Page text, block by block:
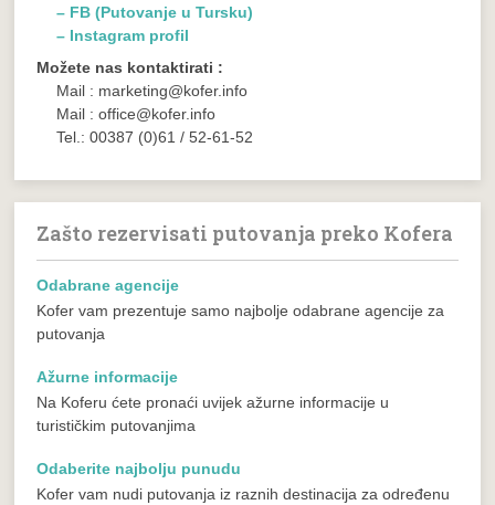
– FB (Putovanje u Tursku)
– Instagram profil
Možete nas kontaktirati :
Mail : marketing@kofer.info
Mail : office@kofer.info
Tel.: 00387 (0)61 / 52-61-52
Zašto rezervisati putovanja preko Kofera
Odabrane agencije
Kofer vam prezentuje samo najbolje odabrane agencije za
putovanja
Ažurne informacije
Na Koferu ćete pronaći uvijek ažurne informacije u
turističkim putovanjima
Odaberite najbolju punudu
Kofer vam nudi putovanja iz raznih destinacija za određenu